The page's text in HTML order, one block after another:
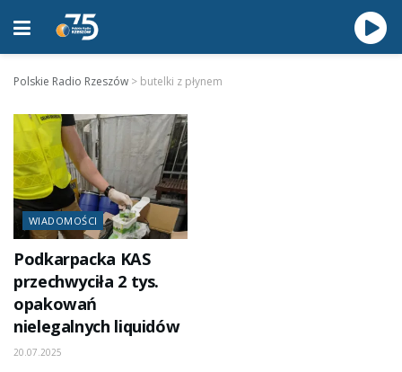
Polskie Radio Rzeszów > butelki z płynem
WIADOMOŚCI
Podkarpacka KAS
przechwyciła 2 tys.
opakowań
nielegalnych liquidów
20.07.2025